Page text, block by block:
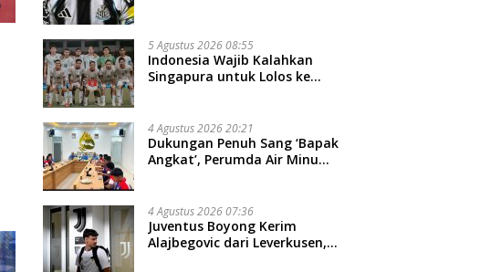
5 Agustus 2026 08:55
Indonesia Wajib Kalahkan
Singapura untuk Lolos ke
4 Agustus 2026 20:21
Dukungan Penuh Sang ‘Bapak
Angkat’, Perumda Air Minum
4 Agustus 2026 07:36
Juventus Boyong Kerim
Alajbegovic dari Leverkusen,